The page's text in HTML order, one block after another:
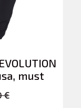
must
€